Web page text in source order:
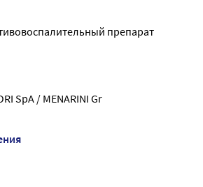
препарат
SpA / MENARINI Gr